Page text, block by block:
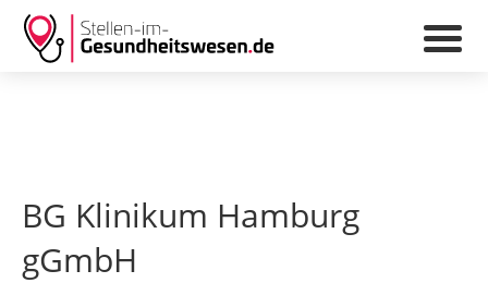
BG Klinikum Hamburg
gGmbH